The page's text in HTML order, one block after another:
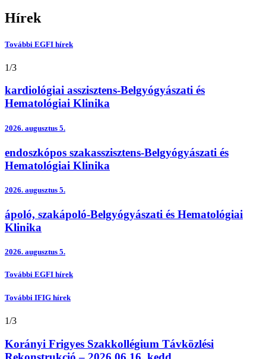
Hírek
További EGFI hírek
1/3
kardiológiai asszisztens-Belgyógyászati és
Hematológiai Klinika
2026. augusztus 5.
endoszkópos szakasszisztens-Belgyógyászati és
Hematológiai Klinika
2026. augusztus 5.
ápoló, szakápoló-Belgyógyászati és Hematológiai
Klinika
2026. augusztus 5.
További EGFI hírek
További IFIG hírek
1/3
Korányi Frigyes Szakkollégium Távközlési